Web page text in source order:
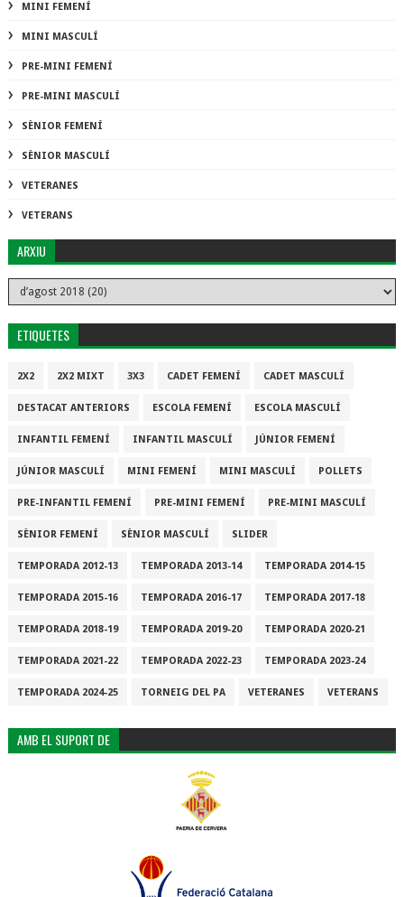
MINI FEMENÍ
MINI MASCULÍ
PRE-MINI FEMENÍ
PRE-MINI MASCULÍ
SÈNIOR FEMENÍ
SÈNIOR MASCULÍ
VETERANES
VETERANS
ARXIU
ETIQUETES
2X2 2X2 MIXT 3X3 CADET FEMENÍ CADET MASCULÍ
DESTACAT ANTERIORS ESCOLA FEMENÍ ESCOLA MASCULÍ
INFANTIL FEMENÍ INFANTIL MASCULÍ JÚNIOR FEMENÍ
JÚNIOR MASCULÍ MINI FEMENÍ MINI MASCULÍ POLLETS
PRE-INFANTIL FEMENÍ PRE-MINI FEMENÍ PRE-MINI MASCULÍ
SÈNIOR FEMENÍ SÈNIOR MASCULÍ SLIDER
TEMPORADA 2012-13 TEMPORADA 2013-14 TEMPORADA 2014-15
TEMPORADA 2015-16 TEMPORADA 2016-17 TEMPORADA 2017-18
TEMPORADA 2018-19 TEMPORADA 2019-20 TEMPORADA 2020-21
TEMPORADA 2021-22 TEMPORADA 2022-23 TEMPORADA 2023-24
TEMPORADA 2024-25 TORNEIG DEL PA VETERANES VETERANS
AMB EL SUPORT DE